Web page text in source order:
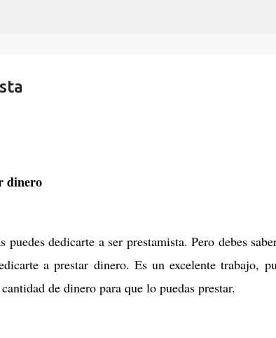
dinero
dedicarte a ser prestamista. Pero debes
a prestar dinero. Es un excelente trabajo,
de dinero para que lo puedas prestar.